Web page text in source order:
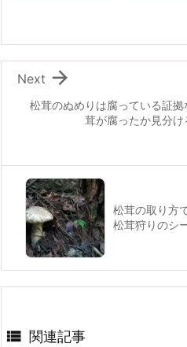
松茸のぬめりは腐っている証
茸が腐ったか見分け

Next
松茸の取り方
松茸狩りのシ
 関連記事